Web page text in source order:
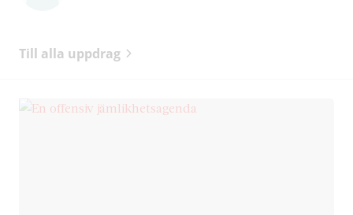
Till alla uppdrag